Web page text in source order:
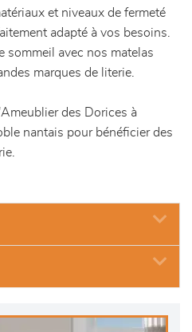
et niveaux de fermeté
adapté à vos besoins.
sommeil avec nos matelas
marques de literie.
des Dorices à
nantais pour bénéficier des